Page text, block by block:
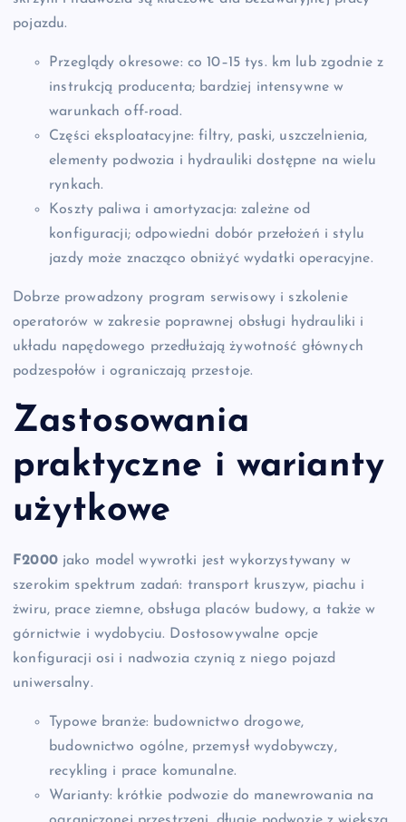
pojazdu.
Przeglądy okresowe: co 10–15 tys. km lub zgodnie z
instrukcją producenta; bardziej intensywne w
warunkach off-road.
Części eksploatacyjne: filtry, paski, uszczelnienia,
elementy podwozia i hydrauliki dostępne na wielu
rynkach.
Koszty paliwa i amortyzacja: zależne od
konfiguracji; odpowiedni dobór przełożeń i stylu
jazdy może znacząco obniżyć wydatki operacyjne.
Dobrze prowadzony program serwisowy i szkolenie
operatorów w zakresie poprawnej obsługi hydrauliki i
układu napędowego przedłużają żywotność głównych
podzespołów i ograniczają przestoje.
Zastosowania
praktyczne i warianty
użytkowe
F2000jako model wywrotki jest wykorzystywany w
szerokim spektrum zadań: transport kruszyw, piachu i
żwiru, prace ziemne, obsługa placów budowy, a także w
górnictwie i wydobyciu. Dostosowywalne opcje
konfiguracji osi i nadwozia czynią z niego pojazd
uniwersalny.
Typowe branże: budownictwo drogowe,
budownictwo ogólne, przemysł wydobywczy,
recykling i prace komunalne.
Warianty: krótkie podwozie do manewrowania na